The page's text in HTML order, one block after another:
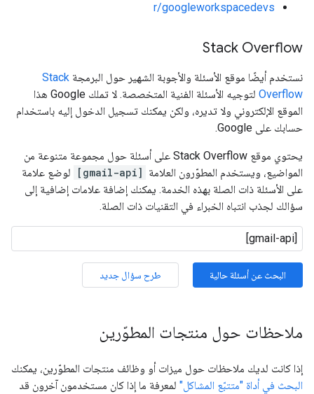
r/googleworkspacedevs
Stack Overflow
نستخدم أيضًا موقع الأسئلة والأجوبة الشهير حول البرمجة Stack
Overflow
لتوجيه الأسئلة الفنية المتخصصة. لا تملك Google هذا
الموقع الإلكتروني ولا تديره، ولكن يمكنك تسجيل الدخول إليه باستخدام
حسابك على Google.
يحتوي موقع Stack Overflow على أسئلة حول مجموعة متنوعة من
المواضيع، ويستخدم المطوّرون العلامة [gmail-api]
لوضع علامة
على الأسئلة ذات الصلة بهذه الخدمة. يمكنك إضافة علامات إضافية إلى
سؤالك لجذب انتباه الخبراء في التقنيات ذات الصلة.
البحث عن أسئلة حالية طرح سؤال جديد
ملاحظات حول منتجات المطوّرين
إذا كانت لديك ملاحظات حول ميزات أو وظائف منتجات المطوّرين، يمكنك
البحث في أداة "متتبّع المشاكل" لمعرفة ما إذا كان مستخدمون آخرون قد